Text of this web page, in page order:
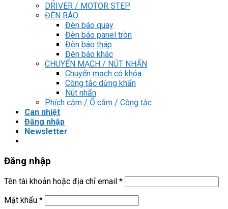
DRIVER / MOTOR STEP
ĐÈN BÁO
Đèn báo quay
Đèn báo panel tròn
Đèn báo tháp
Đèn báo khác
CHUYỂN MẠCH / NÚT NHẤN
Chuyển mạch có khóa
Công tắc dừng khẩn
Nút nhấn
Phích cắm / Ổ cắm / Công tắc
Can nhiệt
Đăng nhập
Newsletter
Đăng nhập
Tên tài khoản hoặc địa chỉ email *
Mật khẩu *